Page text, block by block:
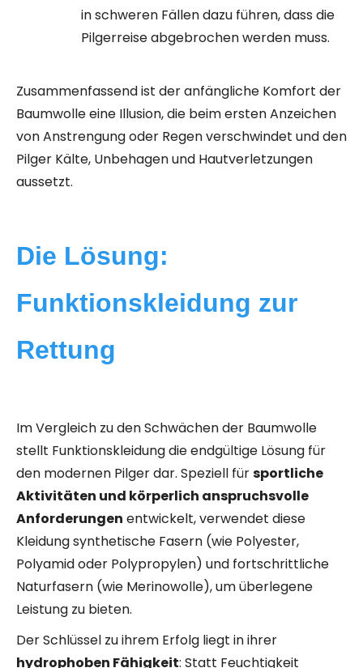
in schweren Fällen dazu führen, dass die
Pilgerreise abgebrochen werden muss.
Zusammenfassend ist der anfängliche Komfort der
Baumwolle eine Illusion, die beim ersten Anzeichen
von Anstrengung oder Regen verschwindet und den
Pilger Kälte, Unbehagen und Hautverletzungen
aussetzt.
Die Lösung:
Funktionskleidung zur
Rettung
Im Vergleich zu den Schwächen der Baumwolle
stellt Funktionskleidung die endgültige Lösung für
den modernen Pilger dar. Speziell fürsportliche
Aktivitäten und körperlich anspruchsvolle
Anforderungen entwickelt, verwendet diese
Kleidung synthetische Fasern (wie Polyester,
Polyamid oder Polypropylen) und fortschrittliche
Naturfasern (wie Merinowolle), um überlegene
Leistung zu bieten.
Der Schlüssel zu ihrem Erfolg liegt in ihrer
hydrophoben Fähigkeit: Statt Feuchtigkeit